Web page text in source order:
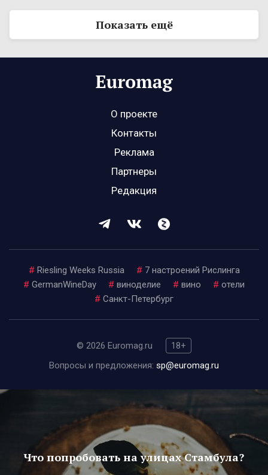
Показать ещё
О проекте
Контакты
Реклама
Партнеры
Редакция
# Riesling Weeks Russia # 7 настроений Рислинга
# GermanWineDay # виноделие # вино # отели
# Санкт-Петербург
© 2026 Euromag.ru
18+
Вопросы и предложения: sp@euromag.ru
Что попробовать на улицах Стамбула?